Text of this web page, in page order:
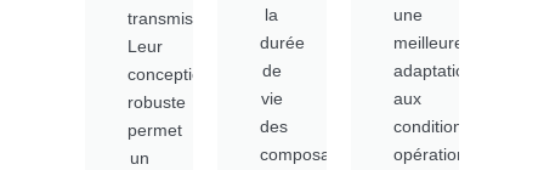
transmission.
Leur
conception
robuste
permet
un
la
durée
de
vie
des
composants
une
meilleure
adaptation
aux
conditions
opérationnelles